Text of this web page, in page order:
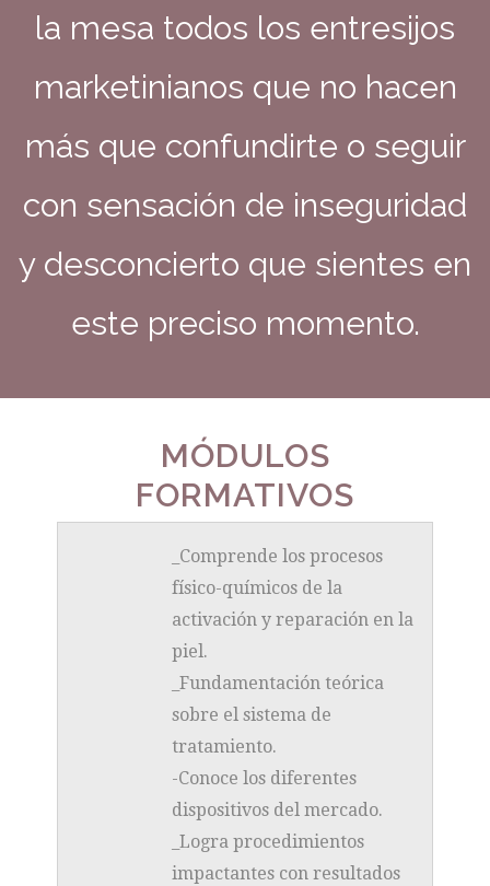
la mesa todos los entresijos
marketinianos que no hacen
más que confundirte o seguir
con sensación de inseguridad
y desconcierto que sientes en
este preciso momento.
MÓDULOS
FORMATIVOS
_Comprende los procesos
físico-químicos de la
activación y reparación en la
piel.
_Fundamentación teórica
sobre el sistema de
tratamiento.
-Conoce los diferentes
dispositivos del mercado.
_Logra procedimientos
impactantes con resultados